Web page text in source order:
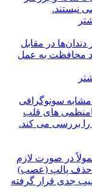
نیستند.
در مقابل
محافظت به عمل
مشابه سونوگرافی
های قلب
بررسی می کند.
در صورت لازم
حذف پالپ (عصب)
جدی قرار گرفته